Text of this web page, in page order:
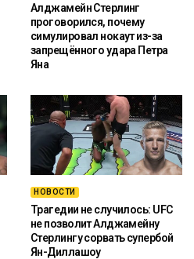
Алджамейн Стерлинг
проговорился, почему
симулировал нокаут из-за
запрещённого удара Петра
Яна
НОВОСТИ
Трагедии не случилось: UFC
не позволит Алджамейну
Стерлингу сорвать супербой
Ян-Диллашоу